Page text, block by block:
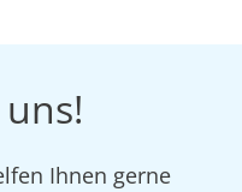
Ihnen gerne